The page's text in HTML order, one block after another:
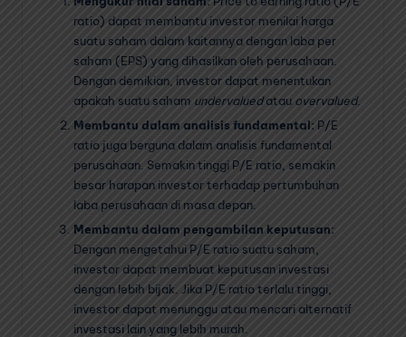
ratio) dapat membantu investor menilai harga
suatu saham dalam kaitannya dengan laba per
saham (EPS) yang dihasilkan oleh perusahaan.
Dengan demikian, investor dapat menentukan
apakah suatu saham undervaluedatau overvalued.
Membantu dalam analisis fundamental: P/E
ratio juga berguna dalam analisis fundamental
perusahaan. Semakin tinggi P/E ratio, semakin
besar harapan investor terhadap pertumbuhan
laba perusahaan di masa depan.
Membantu dalam pengambilan keputusan:
Dengan mengetahui P/E ratio suatu saham,
investor dapat membuat keputusan investasi
dengan lebih bijak. Jika P/E ratio terlalu tinggi,
investor dapat menunggu atau mencari alternatif
investasi lain yang lebih murah.